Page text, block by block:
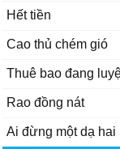
Hết tiền
Cao thủ chém gió
Thuê bao đang
Rao đồng nát
Ai đừng một dạ hai